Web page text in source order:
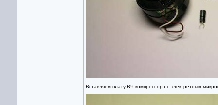
Вставляем плату ВЧ компрессора с электретным